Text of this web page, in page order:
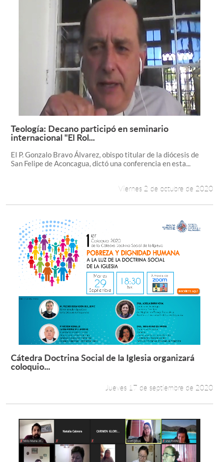
Leer más +
Teología: Decano participó en seminario
internacional "El Rol...
El P. Gonzalo Bravo Álvarez, obispo titular de la diócesis de
San Felipe de Aconcagua, dictó una conferencia en esta...
Viernes 2 de octubre de 2020
Leer más +
Cátedra Doctrina Social de la Iglesia organizará
coloquio...
Jueves 17 de septiembre de 2020